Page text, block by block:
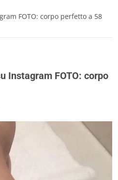
FOTO: corpo perfetto a 58
Instagram FOTO: corpo